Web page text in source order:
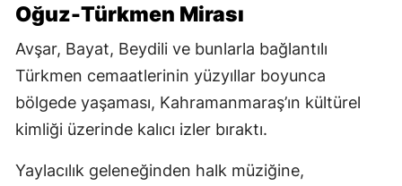
Oğuz-Türkmen Mirası
Avşar, Bayat, Beydili ve bunlarla bağlantılı
Türkmen cemaatlerinin yüzyıllar boyunca
bölgede yaşaması, Kahramanmaraş’ın kültürel
kimliği üzerinde kalıcı izler bıraktı.
Yaylacılık geleneğinden halk müziğine,